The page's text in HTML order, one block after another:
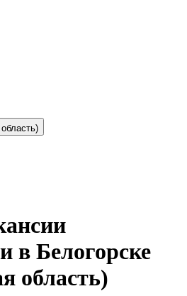
в Белогорске
область)